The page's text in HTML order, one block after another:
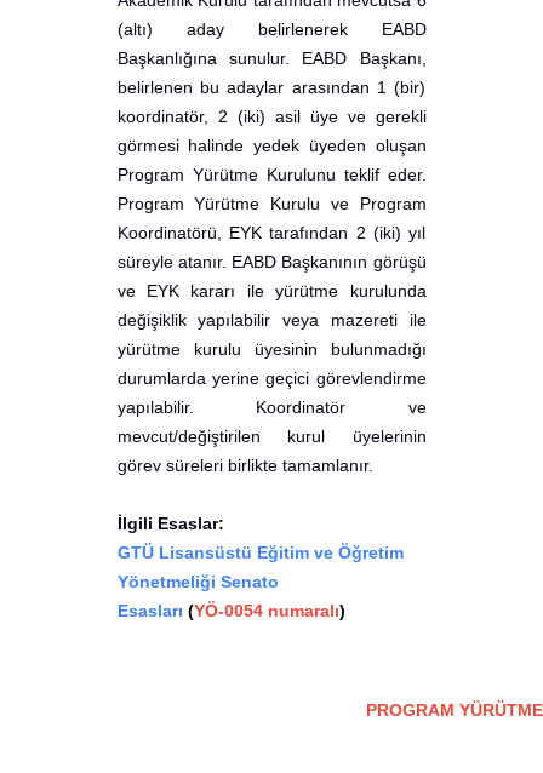
(altı) aday belirlenerek EABD
Başkanlığına sunulur. EABD Başkanı,
belirlenen bu adaylar arasından 1 (bir)
koordinatör, 2 (iki) asil üye ve gerekli
görmesi halinde yedek üyeden oluşan
Program Yürütme Kurulunu teklif eder.
Program Yürütme Kurulu ve Program
Koordinatörü, EYK tarafından 2 (iki) yıl
süreyle atanır. EABD Başkanının görüşü
ve EYK kararı ile yürütme kurulunda
değişiklik yapılabilir veya mazereti ile
yürütme kurulu üyesinin bulunmadığı
durumlarda yerine geçici görevlendirme
yapılabilir. Koordinatör ve
mevcut/değiştirilen kurul üyelerinin
görev süreleri birlikte tamamlanır.
İlgili Esaslar:
GTÜ Lisansüstü Eğitim ve Öğretim
Yönetmeliği Senato
Esasları (YÖ-0054 numaralı)
PROGRAM